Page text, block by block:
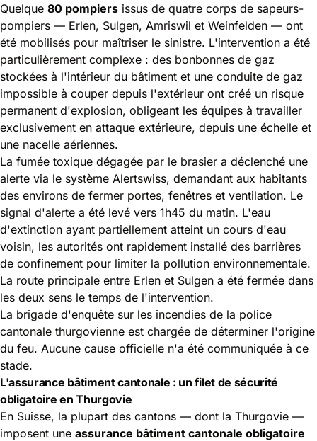
Quelque 80 pompiers issus de quatre corps de sapeurs-
pompiers — Erlen, Sulgen, Amriswil et Weinfelden — ont
été mobilisés pour maîtriser le sinistre. L'intervention a été
particulièrement complexe : des bonbonnes de gaz
stockées à l'intérieur du bâtiment et une conduite de gaz
impossible à couper depuis l'extérieur ont créé un risque
permanent d'explosion, obligeant les équipes à travailler
exclusivement en attaque extérieure, depuis une échelle et
une nacelle aériennes.
La fumée toxique dégagée par le brasier a déclenché une
alerte via le système Alertswiss, demandant aux habitants
des environs de fermer portes, fenêtres et ventilation. Le
signal d'alerte a été levé vers 1h45 du matin. L'eau
d'extinction ayant partiellement atteint un cours d'eau
voisin, les autorités ont rapidement installé des barrières
de confinement pour limiter la pollution environnementale.
La route principale entre Erlen et Sulgen a été fermée dans
les deux sens le temps de l'intervention.
La brigade d'enquête sur les incendies de la police
cantonale thurgovienne est chargée de déterminer l'origine
du feu. Aucune cause officielle n'a été communiquée à ce
stade.
L'assurance bâtiment cantonale : un filet de sécurité
obligatoire en Thurgovie
En Suisse, la plupart des cantons — dont la Thurgovie —
imposent une assurance bâtiment cantonale obligatoire